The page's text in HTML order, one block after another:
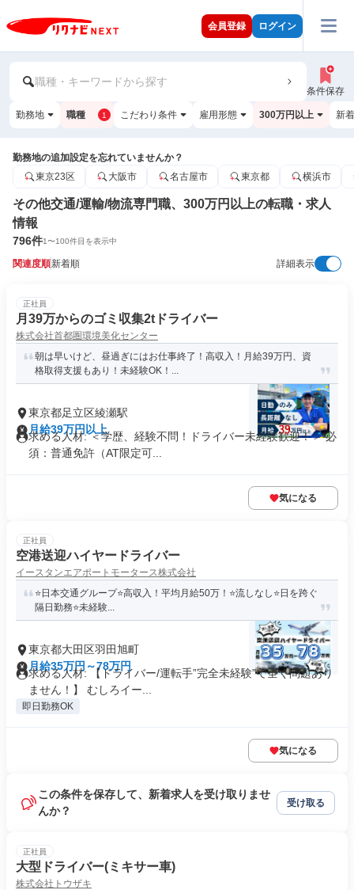
会員登録 ログイン
職種・キーワードから探す
条件保存
勤務地 職種 1 こだわり条件 雇用形態 300万円以上 新
勤務地の追加設定を忘れていませんか？
東京23区
大阪市 名古屋市 東京都 横浜市
その他交通/運輸/物流専門職、300万円以上の転職・求人
情報
796件1〜100件目を表示中
関連度順新着順 詳細表示
正社員
月39万からのゴミ収集2tドライバー
株式会社首都圏環境美化センター
朝は早いけど、昼過ぎにはお仕事終了！高収入！月給39万円、資
格取得支援もあり！未経験OK！...
東京都足立区綾瀬駅
月給39万円以上
求める人材: ＜学歴、経験不問！ドライバー未経験歓迎！＞ 必
須：普通免許（AT限定可...
気になる
正社員
空港送迎ハイヤードライバー
イースタンエアポートモータース株式会社
⭐️日本交通グループ⭐️高収入！平均月給50万！⭐️流しなし⭐️日を跨ぐ
隔日勤務⭐️未経験...
東京都大田区羽田旭町
月給35万円～78万円
求める人材: 【ドライバー/運転手”完全未経験”で全く問題あり
ません！】 むしろイー...
即日勤務OK
気になる
この条件を保存して、新着求人を受け取りませ
んか？
受け取る
正社員
大型ドライバー(ミキサー車)
株式会社トウザキ